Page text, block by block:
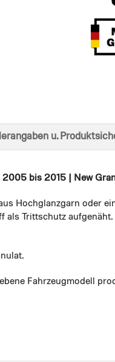
Ansicht
bis 2015 | New
Hochglanzgarn oder
Trittschutz
Fahrzeugmodell
u.